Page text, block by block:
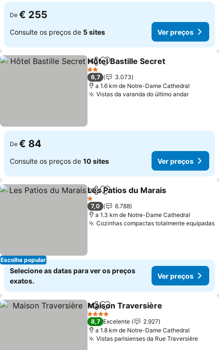
De € 255
Consulte os preços de 5 sites Ver preços
PartilharAdicionar aos favoritos
Hôtel Bastille Secret
2 Estrelas
6,7
3.073
a 1.6 km de Notre-Dame Cathedral
Vistas da varanda do último andarVer
De € 84
Consulte os preços de 10 sites Ver preços
Escolha popular
PartilharAdicionar aos favoritos
Les Patios du Marais
1 Estrelas
7,0
6.788
a 1.3 km de Notre-Dame Cathedral
Cozinhas compactas totalmente equipadas
Selecione as datas para ver os preços
exatos.
Ver preços
PartilharAdicionar aos favoritos
Maison Traversière
4 Estrelas
8,7 Excelente
2.927
a 1.8 km de Notre-Dame Cathedral
Vistas parisienses da Rue TraversièreVer